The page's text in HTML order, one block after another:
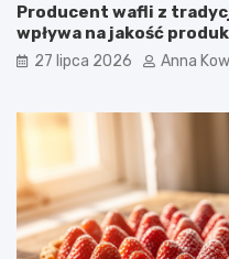
Producent wafli z
wpływa na jakość
27 lipca 2026 Anna